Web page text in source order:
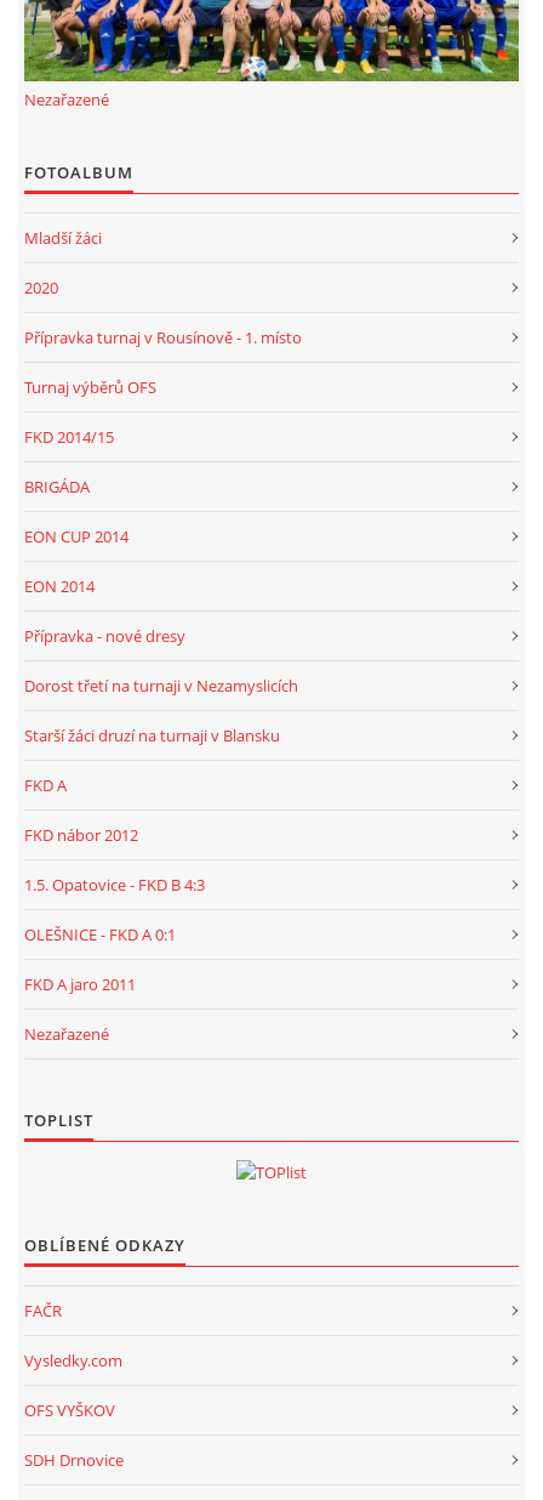
68304 Drnovice
ičo 27005305
č.ú. 3227086359 / 0800
© 2026 eStránky.cz |RSS
Nezařazené
FOTOALBUM
Mladší žáci
2020
Přípravka turnaj v Rousínově - 1. místo
Turnaj výběrů OFS
FKD 2014/15
BRIGÁDA
EON CUP 2014
EON 2014
Přípravka - nové dresy
Dorost třetí na turnaji v Nezamyslicích
Starší žáci druzí na turnaji v Blansku
FKD A
FKD nábor 2012
1.5. Opatovice - FKD B 4:3
OLEŠNICE - FKD A 0:1
FKD A jaro 2011
Nezařazené
TOPLIST
OBLÍBENÉ ODKAZY
FAČR
Vysledky.com
OFS VYŠKOV
SDH Drnovice